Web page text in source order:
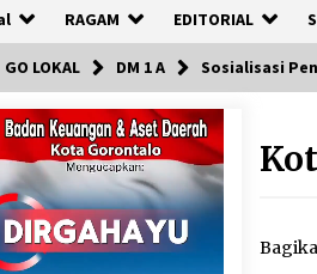
RAGAM EDITORIAL
GO LOKAL DM 1 A Sosialisasi